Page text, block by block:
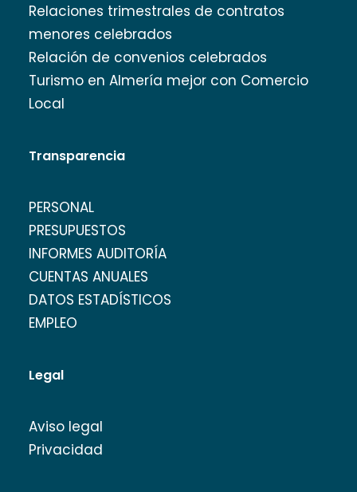
Relaciones trimestrales de contratos
menores celebrados
Relación de convenios celebrados
Turismo en Almería mejor con Comercio
Local
Transparencia
PERSONAL
PRESUPUESTOS
INFORMES AUDITORÍA
CUENTAS ANUALES
DATOS ESTADÍSTICOS
EMPLEO
Legal
Aviso legal
Privacidad